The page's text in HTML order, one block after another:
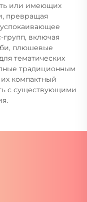
или имеющих
превращая
групп, включая
плюшевые
тематических
традиционным
компактный
с существующими